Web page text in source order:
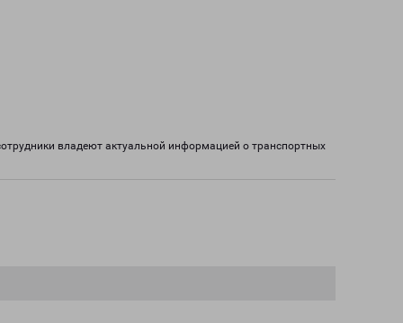
владеют актуальной информацией о транспортных